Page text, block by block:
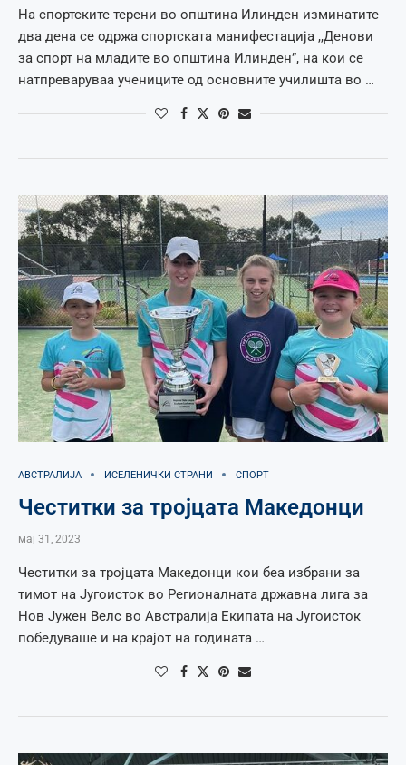
На спортските терени во општина Илинден изминатите
два дена се одржа спортската манифестација ,,Денови
за спорт на младите во општина Илинден”, на кои се
натпреваруваа учениците од основните училишта во …
АВСТРАЛИЈА ИСЕЛЕНИЧКИ СТРАНИ СПОРТ
Честитки за тројцата Македонци
мај 31, 2023
Честитки за тројцата Македонци кои беа избрани за
тимот на Југоисток во Регионалната државна лига за
Нов Јужен Велс во Австралија Екипата на Југоисток
победуваше и на крајот на годината …